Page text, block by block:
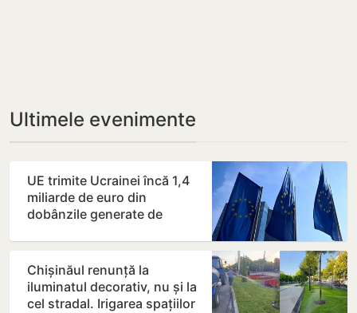
Ultimele evenimente
UE trimite Ucrainei încă 1,4
miliarde de euro din
dobânzile generate de
Chișinăul renunță la
iluminatul decorativ, nu și la
cel stradal. Irigarea spațiilor